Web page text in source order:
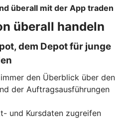
überall mit der App traden
überall handeln
dem Depot für junge
den Überblick über den
der Auftragsausführungen
und Kursdaten zugreifen